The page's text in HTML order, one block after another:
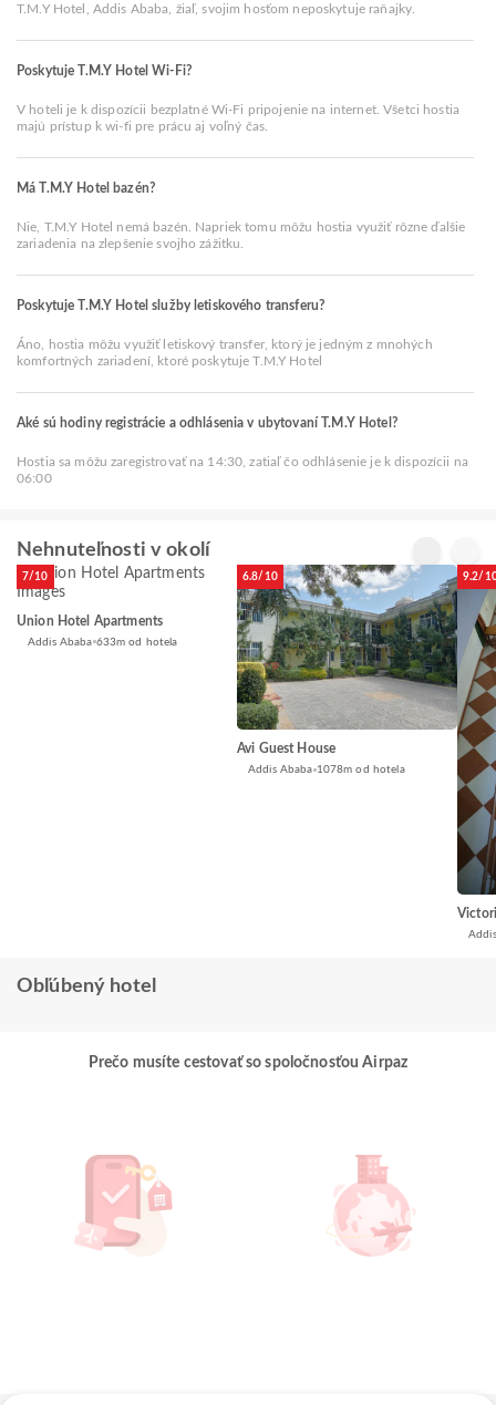
T.M.Y Hotel, Addis Ababa, žiaľ, svojim hosťom neposkytuje raňajky.
Poskytuje T.M.Y Hotel Wi-Fi?
V hoteli je k dispozícii bezplatné Wi-Fi pripojenie na internet. Všetci hostia
majú prístup k wi-fi pre prácu aj voľný čas.
Má T.M.Y Hotel bazén?
Nie, T.M.Y Hotel nemá bazén. Napriek tomu môžu hostia využiť rôzne ďalšie
zariadenia na zlepšenie svojho zážitku.
Poskytuje T.M.Y Hotel služby letiskového transferu?
Áno, hostia môžu využiť letiskový transfer, ktorý je jedným z mnohých
komfortných zariadení, ktoré poskytuje T.M.Y Hotel
Aké sú hodiny registrácie a odhlásenia v ubytovaní T.M.Y Hotel?
Hostia sa môžu zaregistrovať na 14:30, zatiaľ čo odhlásenie je k dispozícii na
06:00
Nehnuteľnosti v okolí
7/10
Union Hotel Apartments
Addis Ababa 633m od hotela
6.8/10
Avi Guest House
Addis Ababa 1078m od hotela
9.2/
Obľúbený hotel
Prečo musíte cestovať so spoločnosťou Airpaz